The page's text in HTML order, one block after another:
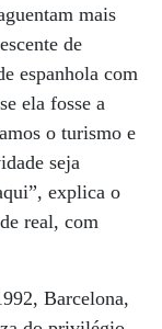
mais
de
espanhola com
ela fosse a
o turismo e
seja
explica o
real, com
Barcelona,